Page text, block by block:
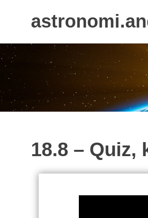
Skip
to
content
18.8 – Quiz,